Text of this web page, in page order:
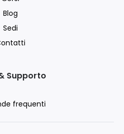
Blog
Sedi
Supporto
frequenti